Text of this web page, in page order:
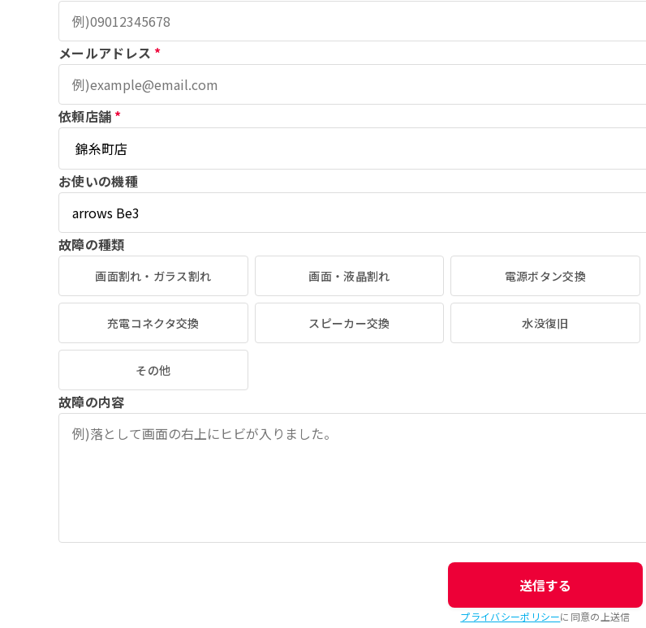
メールアドレス *
依頼店舗 *
お使いの機種
故障の種類
画面割れ・ガラス割れ 画面・液晶割れ 電源ボタン交換
充電コネクタ交換 スピーカー交換 水没復旧
その他
故障の内容
送信する
プライバシーポリシーに同意の上送信